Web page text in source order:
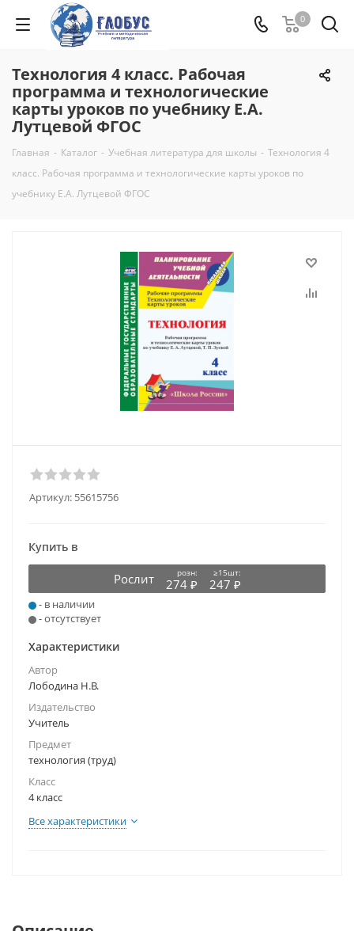
0
Технология 4 класс. Рабочая
программа и технологические
карты уроков по учебнику Е.А.
Лутцевой ФГОС
Главная - Каталог - Учебная литература для школы - Технология 4
класс. Рабочая программа и технологические карты уроков по
учебнику Е.А. Лутцевой ФГОС
Артикул: 55615756
Купить в
Рослит розн: ≥15шт:
274 ₽ 247 ₽
- в наличии
- отсутствует
Характеристики
Автор
Лободина Н.В.
Издательство
Учитель
Предмет
технология (труд)
Класс
4 класс
Все характеристики